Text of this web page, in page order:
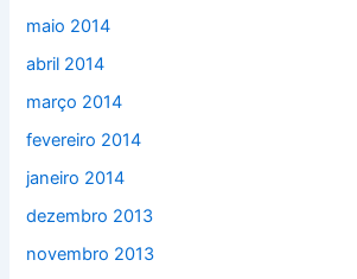
maio 2014
abril 2014
março 2014
fevereiro 2014
janeiro 2014
dezembro 2013
novembro 2013